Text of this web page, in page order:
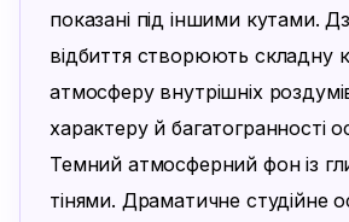
показані під іншими кутами.
відбиття створюють складну
атмосферу внутрішніх
характеру й багатогранності
Темний атмосферний фон із
тінями. Драматичне студійне